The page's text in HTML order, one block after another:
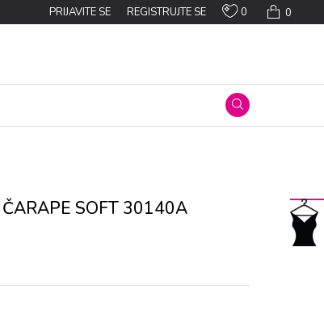
0
0
PRIJAVITE SE REGISTRUJTE SE
SOFT 30140A